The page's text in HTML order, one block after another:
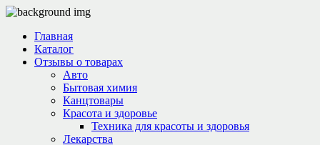
Главная
Каталог
Отзывы о товарах
Авто
Бытовая химия
Канцтовары
Красота и здоровье
Техника для красоты и здоровья
Лекарства